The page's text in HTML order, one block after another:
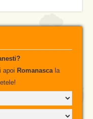
apoi Romanasca la